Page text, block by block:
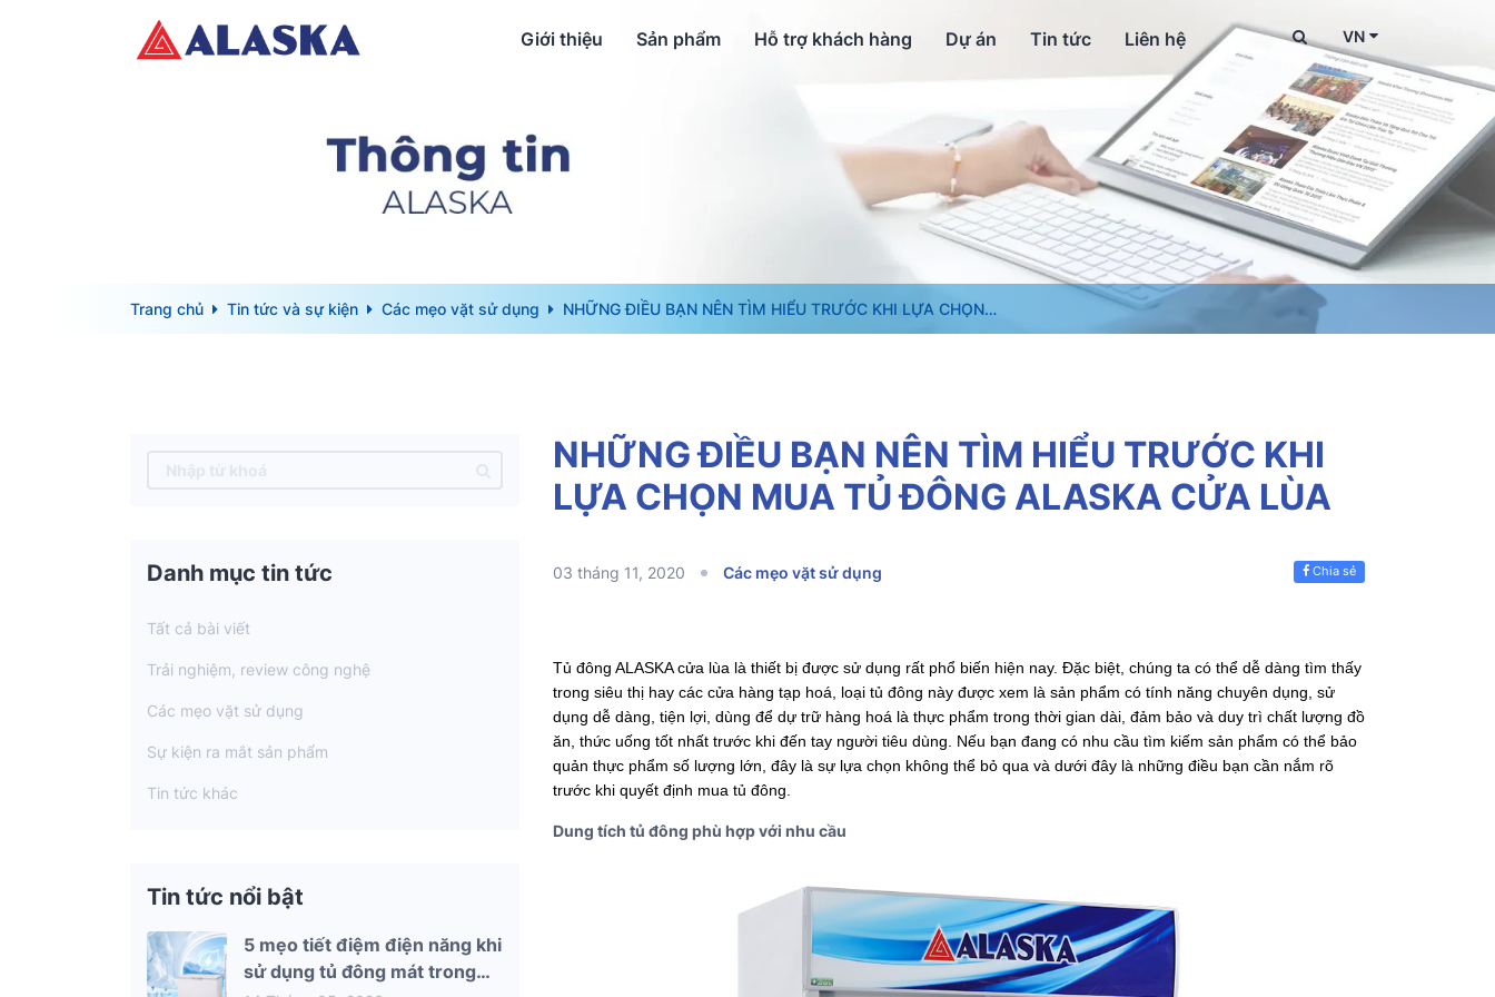
Giới thiệu Sản phẩm Hỗ trợ khách hàng Dự án Tin tức Liên hệ VN
Trang chủ Tin tức và sự kiện Các mẹo vặt sử dụng
NHỮNG ĐIỀU BẠN NÊN TÌM HIỂU TRƯỚC KHI LỰA CHỌN
MUA TỦ ĐÔNG ALASKA CỬA LÙA
Danh mục tin tức
Tất cả bài viết
Trải nghiệm, review công nghệ
Các mẹo vặt sử dụng
Sự kiện ra mắt sản phẩm
Tin tức khác
Tin tức nổi bật
5 mẹo tiết điệm điện năng khi
sử dụng tủ đông mát trong
NHỮNG ĐIỀU BẠN NÊN TÌM HIỂU TRƯỚC KHI
LỰA CHỌN MUA TỦ ĐÔNG ALASKA CỬA LÙA
03 tháng 11, 2020 Các mẹo vặt sử dụng Chia sẻ
Tủ đông ALASKA cửa lùa là thiết bị được sử dụng rất phổ biến hiện nay. Đặc biệt, chúng ta có thể dễ dàng tìm thấy
trong siêu thị hay các cửa hàng tạp hoá, loại tủ đông này được xem là sản phẩm có tính năng chuyên dụng, sử
dụng dễ dàng, tiện lợi, dùng để dự trữ hàng hoá là thực phẩm trong thời gian dài, đảm bảo và duy trì chất lượng đồ
ăn, thức uống tốt nhất trước khi đến tay người tiêu dùng. Nếu bạn đang có nhu cầu tìm kiếm sản phẩm có thể bảo
quản thực phẩm số lượng lớn, đây là sự lựa chọn không thể bỏ qua và dưới đây là những điều bạn cần nắm rõ
trước khi quyết định mua tủ đông.
Dung tích tủ đông phù hợp với nhu cầu